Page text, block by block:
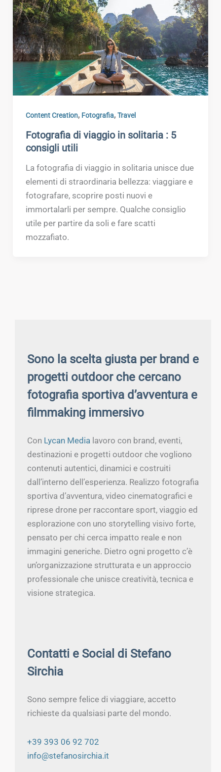
Content Creation, Fotografia,Travel
Fotografia di viaggio in solitaria : 5
consigli utili
La fotografia di viaggio in solitaria unisce due
elementi di straordinaria bellezza: viaggiare e
fotografare, scoprire posti nuovi e
immortalarli per sempre. Qualche consiglio
utile per partire da soli e fare scatti
mozzafiato.
Sono la scelta giusta per brand e
progetti outdoor che cercano
fotografia sportiva d’avventura e
filmmaking immersivo
Con Lycan Media lavoro con brand, eventi,
destinazioni e progetti outdoor che vogliono
contenuti autentici, dinamici e costruiti
dall’interno dell’esperienza. Realizzo fotografia
sportiva d’avventura, video cinematografici e
riprese drone per raccontare sport, viaggio ed
esplorazione con uno storytelling visivo forte,
pensato per chi cerca impatto reale e non
immagini generiche. Dietro ogni progetto c’è
un’organizzazione strutturata e un approccio
professionale che unisce creatività, tecnica e
visione strategica.
Contatti e Social di Stefano
Sirchia
Sono sempre felice di viaggiare, accetto
richieste da qualsiasi parte del mondo.
+39 393 06 92 702
info@stefanosirchia.it